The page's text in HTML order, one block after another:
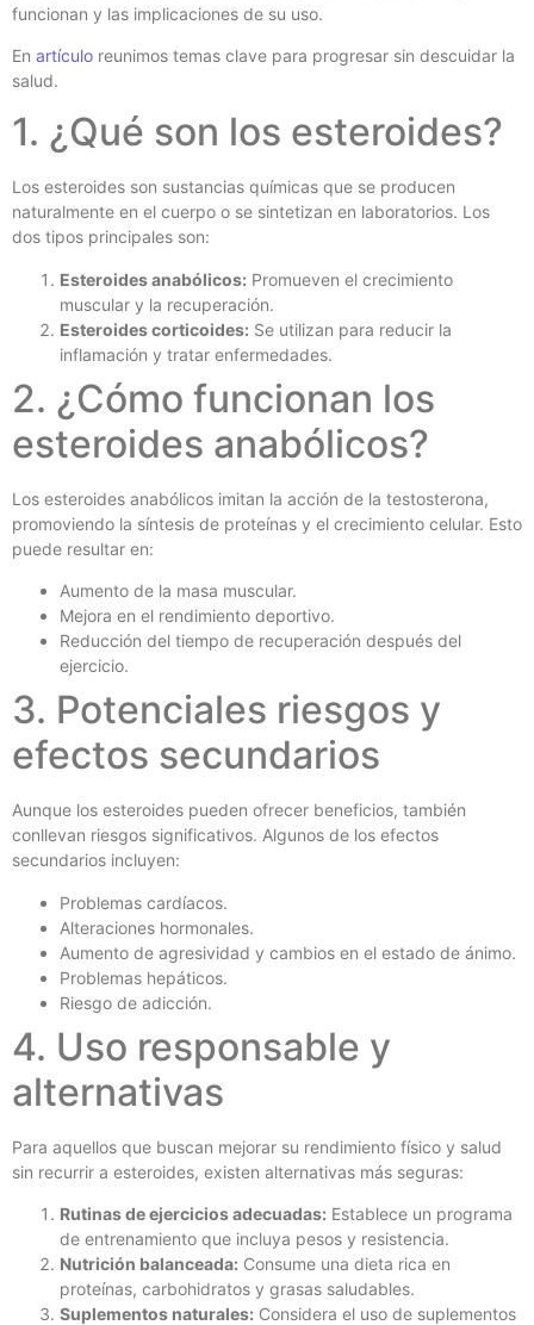
funcionan y las implicaciones de su uso.
En artículo reunimos temas clave para progresar sin descuidar la
salud.
1. ¿Qué son los esteroides?
Los esteroides son sustancias químicas que se producen
naturalmente en el cuerpo o se sintetizan en laboratorios. Los
dos tipos principales son:
Esteroides anabólicos: Promueven el crecimiento
muscular y la recuperación.
Esteroides corticoides: Se utilizan para reducir la
inflamación y tratar enfermedades.
2. ¿Cómo funcionan los
esteroides anabólicos?
Los esteroides anabólicos imitan la acción de la testosterona,
promoviendo la síntesis de proteínas y el crecimiento celular. Esto
puede resultar en:
Aumento de la masa muscular.
Mejora en el rendimiento deportivo.
Reducción del tiempo de recuperación después del
ejercicio.
3. Potenciales riesgos y
efectos secundarios
Aunque los esteroides pueden ofrecer beneficios, también
conllevan riesgos significativos. Algunos de los efectos
secundarios incluyen:
Problemas cardíacos.
Alteraciones hormonales.
Aumento de agresividad y cambios en el estado de ánimo.
Problemas hepáticos.
Riesgo de adicción.
4. Uso responsable y
alternativas
Para aquellos que buscan mejorar su rendimiento físico y salud
sin recurrir a esteroides, existen alternativas más seguras:
Rutinas de ejercicios adecuadas: Establece un programa
de entrenamiento que incluya pesos y resistencia.
Nutrición balanceada: Consume una dieta rica en
proteínas, carbohidratos y grasas saludables.
Suplementos naturales: Considera el uso de suplementos